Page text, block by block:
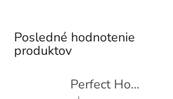
Posledné hodnotenie
produktov
Perfect Home Tĺčik na mäso so sekáčikom, 56893